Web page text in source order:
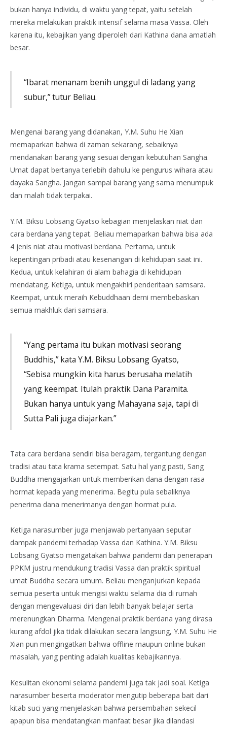
bukan hanya individu, di waktu yang tepat, yaitu setelah
mereka melakukan praktik intensif selama masa Vassa. Oleh
karena itu, kebajikan yang diperoleh dari Kathina dana amatlah
besar.
“Ibarat menanam benih unggul di ladang yang
subur,” tutur Beliau.
Mengenai barang yang didanakan, Y.M. Suhu He Xian
memaparkan bahwa di zaman sekarang, sebaiknya
mendanakan barang yang sesuai dengan kebutuhan Sangha.
Umat dapat bertanya terlebih dahulu ke pengurus wihara atau
dayaka Sangha. Jangan sampai barang yang sama menumpuk
dan malah tidak terpakai.
Y.M. Biksu Lobsang Gyatso kebagian menjelaskan niat dan
cara berdana yang tepat. Beliau memaparkan bahwa bisa ada
4 jenis niat atau motivasi berdana. Pertama, untuk
kepentingan pribadi atau kesenangan di kehidupan saat ini.
Kedua, untuk kelahiran di alam bahagia di kehidupan
mendatang. Ketiga, untuk mengakhiri penderitaan samsara.
Keempat, untuk meraih Kebuddhaan demi membebaskan
semua makhluk dari samsara.
“Yang pertama itu bukan motivasi seorang
Buddhis,” kata Y.M. Biksu Lobsang Gyatso,
“Sebisa mungkin kita harus berusaha melatih
yang keempat. Itulah praktik Dana Paramita.
Bukan hanya untuk yang Mahayana saja, tapi di
Sutta Pali juga diajarkan.”
Tata cara berdana sendiri bisa beragam, tergantung dengan
tradisi atau tata krama setempat. Satu hal yang pasti, Sang
Buddha mengajarkan untuk memberikan dana dengan rasa
hormat kepada yang menerima. Begitu pula sebaliknya
penerima dana menerimanya dengan hormat pula.
Ketiga narasumber juga menjawab pertanyaan seputar
dampak pandemi terhadap Vassa dan Kathina. Y.M. Biksu
Lobsang Gyatso mengatakan bahwa pandemi dan penerapan
PPKM justru mendukung tradisi Vassa dan praktik spiritual
umat Buddha secara umum. Beliau menganjurkan kepada
semua peserta untuk mengisi waktu selama dia di rumah
dengan mengevaluasi diri dan lebih banyak belajar serta
merenungkan Dharma. Mengenai praktik berdana yang dirasa
kurang afdol jika tidak dilakukan secara langsung, Y.M. Suhu He
Xian pun mengingatkan bahwa offline maupun online bukan
masalah, yang penting adalah kualitas kebajikannya.
Kesulitan ekonomi selama pandemi juga tak jadi soal. Ketiga
narasumber beserta moderator mengutip beberapa bait dari
kitab suci yang menjelaskan bahwa persembahan sekecil
apapun bisa mendatangkan manfaat besar jika dilandasi